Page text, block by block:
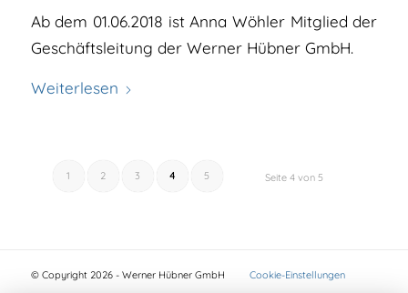
Ab dem 01.06.2018 ist Anna Wöhler Mitglied der
Geschäftsleitung der Werner Hübner GmbH.
Weiterlesen
Seite 4 von 5
1 2 3 4 5
© Copyright 2026 - Werner Hübner GmbH Cookie-Einstellungen